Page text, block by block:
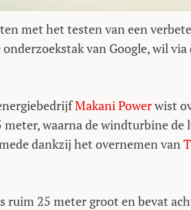
met het testen van een
van Google, wil via
Makani Powerwist
waarna de windturbine
dankzij het overnemen van
ruim 25 meter groot en bevat